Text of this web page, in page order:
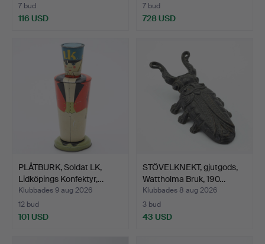
7 bud
116 USD
7 bud
728 USD
PLÅTBURK, Soldat LK,
Lidköpings Konfektyr,…
Klubbades 9 aug 2026
12 bud
101 USD
STÖVELKNEKT, gjutgods,
Wattholma Bruk, 190…
Klubbades 8 aug 2026
3 bud
43 USD